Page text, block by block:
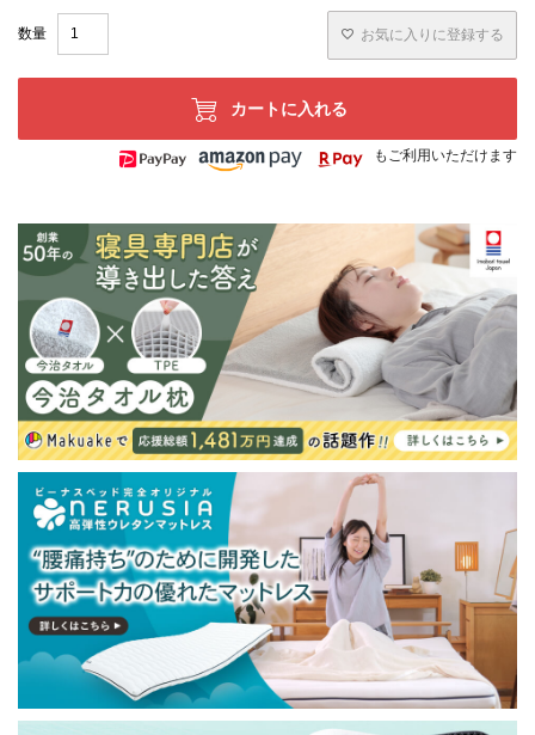
お気に入りに登録する
カートに入れる
もご利用いただけます